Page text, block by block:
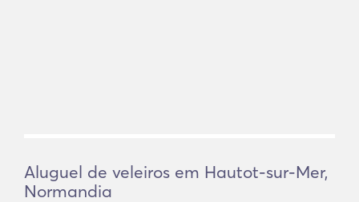
Aluguel de veleiros em Hautot-sur-Mer,
Normandia